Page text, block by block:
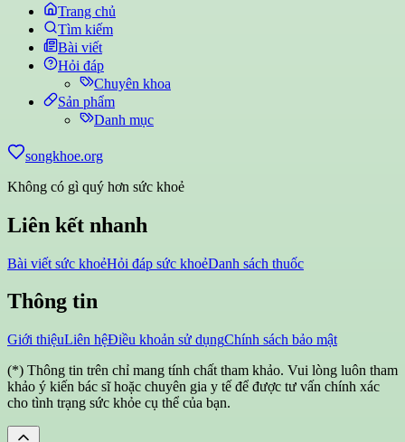
Trang chủ
Tìm kiếm
Bài viết
Hỏi đáp
Chuyên khoa
Sản phẩm
Danh mục
songkhoe.org
Không có gì quý hơn sức khoẻ
Liên kết nhanh
Bài viết sức khoẻHỏi đáp sức khoẻDanh sách thuốc
Thông tin
Giới thiệuLiên hệĐiều khoản sử dụngChính sách bảo mật
(*) Thông tin trên chỉ mang tính chất tham khảo. Vui lòng luôn tham
khảo ý kiến bác sĩ hoặc chuyên gia y tế để được tư vấn chính xác
cho tình trạng sức khỏe cụ thể của bạn.